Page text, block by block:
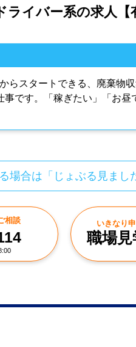
ライバー系の求人【
らスタートできる、廃棄物
です。「稼ぎたい」「お
場合は「じょぶる見まし
相談 いきなり
職場